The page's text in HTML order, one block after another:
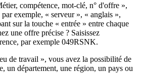
compétence, mot-clé, n° d'offre »,
exemple, « serveur », « anglais »,
sur la touche « entrée » entre chaque
une offre précise ? Saisissez
par exemple 049RSNK.
de travail », vous avez la possibilité de
un département, une région, un pays ou